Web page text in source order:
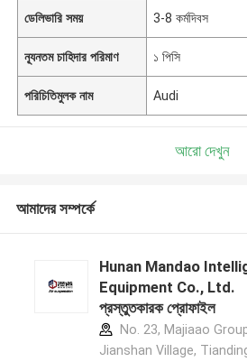
ডেলিভারি সময় 3-8 কর্মদিবস
ন্যূনতম চাহিদার পরিমাণ ১ পিসি
পরিচিতিমুলক নাম Audi
আরো দেখুন
আমাদের সম্পর্কে
Hunan Mandao
Equipment Co., Ltd.
প্রস্তুতকারক প্রোফাইল
No. 23, Majiaao
Jianshan Village,